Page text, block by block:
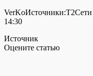
VerKoИсточники:T2
14:30
Источник
Оцените статью